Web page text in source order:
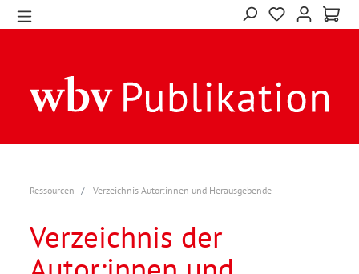
Ressourcen Verzeichnis Autor:innen und Herausgebende
Verzeichnis der